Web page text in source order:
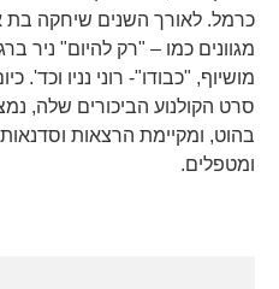
כרמל. לאורך השנים שיחקה בת
מגוונים כמו – "רק להיום" ניר
מושיוף, "כבודו"- רוני נניו
סרט הקולנוע הביכורים שלה,
בהוט, ומקיימת הרצאות
ומטפלים.